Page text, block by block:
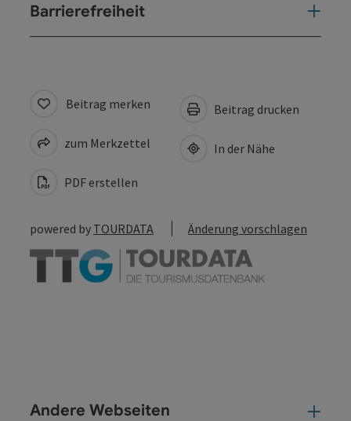
Barrierefreiheit
Beitrag merken
zum Merkzettel
PDF erstellen
Beitrag drucken
In der Nähe
powered by TOURDATA Änderung vorschlagen
Andere Webseiten